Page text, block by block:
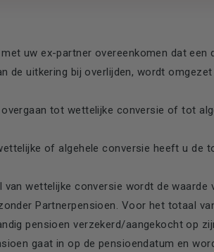
uw ex-partner overeenkomen dat
de uitkering bij overlijden, wordt
overgaan tot wettelijke conversie of tot
of algehele conversie heeft u de
van wettelijke conversie wordt de
Partnerpensioen. Voor het totaal
pensioen verzekerd/aangekocht op
gaat in op de pensioendatum en